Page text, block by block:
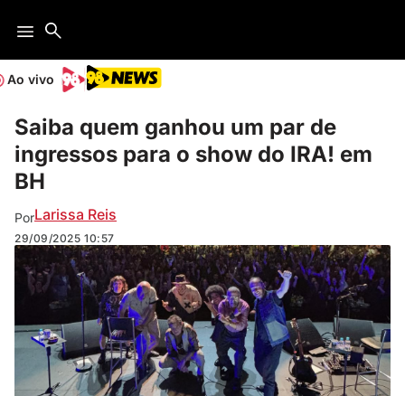
Ao vivo
Saiba quem ganhou um par de
ingressos para o show do IRA! em
BH
PorLarissa Reis
29/09/2025 10:57